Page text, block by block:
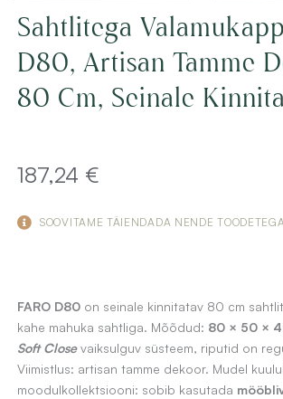
Sahtlitega
D80, Artisan Tamme
80 Cm, Seinale
187,24 €
SOOVITAME TÄIENDADA NENDE
FARO D80 on seinale kinnitatav 80 cm
kahe mahuka sahtliga. Mõõdud: 80 × 50 ×
Soft Closevaiksulguv süsteem, riputid on
Viimistlus: artisan tamme dekoor. Mudel
moodulkollektsiooni: sobib kasutada